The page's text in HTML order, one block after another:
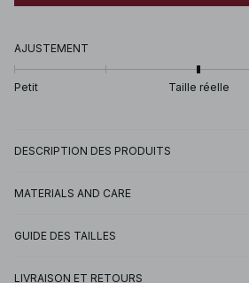
AJUSTEMENT
Petit Taille réelle
DESCRIPTION DES PRODUITS
MATERIALS AND CARE
GUIDE DES TAILLES
LIVRAISON ET RETOURS